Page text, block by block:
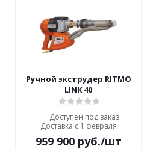
Ручной экструдер RITMO
LINK 40
Доступен под заказ
Доставка с 1 февраля
959 900руб./шт